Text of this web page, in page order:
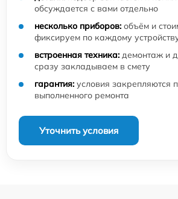
обсуждается с вами отдельно
несколько приборов: объём и
фиксируем по каждому
встроенная техника: демонтаж и
сразу закладываем в смету
гарантия: условия закрепляются
выполненного ремонта
Уточнить условия